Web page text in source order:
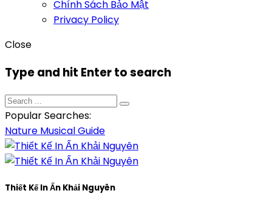
Chính Sách Bảo Mật
Privacy Policy
Close
Type and hit Enter to search
Popular Searches:
Nature MusicalGuide
Thiết Kế In Ấn Khải Nguyên